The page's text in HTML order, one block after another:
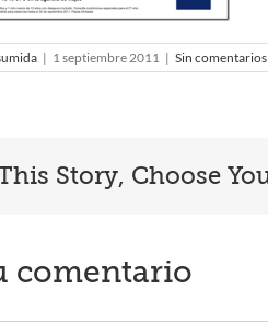
| 1 septiembre 2011 | Sin comentarios
Story, Choose
comentario